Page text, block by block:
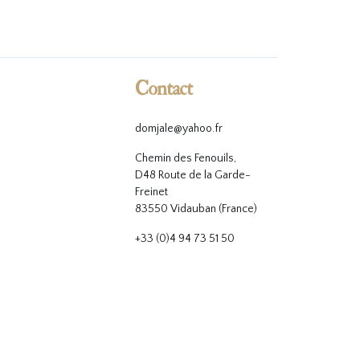
Contact
domjale@yahoo.fr
Chemin des Fenouils,
D48 Route de la Garde-
Freinet
83550 Vidauban (France)
+33 (0)4 94 73 51 50